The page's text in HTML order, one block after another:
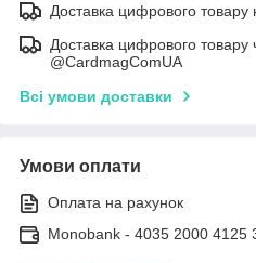
Доставка цифрового товару
Доставка цифрового товару
@CardmagComUA
Всі умови доставки
Умови оплати
Оплата на рахунок
Monobank - 4035 2000 4125